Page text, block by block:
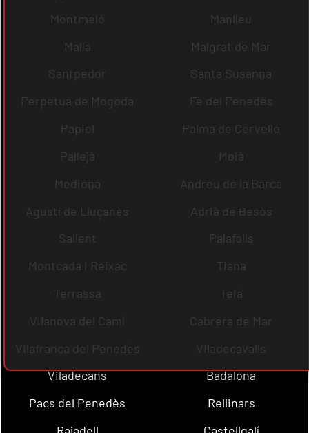
Montmeló
Manlleu
Malla
Malgrat de Mar
Santpedor
Santa Susanna
Perpètua de Mogoda
Fe del Penedès
Papiol
Palma de Cervelló
Pallejà
Moià
Mediona
Andreu de la Barca
Agustí de Lluçanès
Adrià de Besòs
Sallent
Palafolls
Montcada i Reixac
Tiana
Terrassa
Teià
Vilanova del Camí
Cabrera de Mar
Vilafranca del Penedès
Viladecavalls
Viladecans
Badalona
Pacs del Penedès
Rellinars